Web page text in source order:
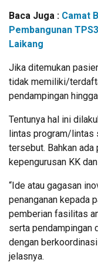
Baca Juga : Camat
Pembangunan
Laikang
Jika ditemukan
tidak memiliki/
pendampingan
Tentunya hal ini
lintas program/lintas
tersebut. Bahkan
kepengurusan KK
“Ide atau gagasan
penanganan kepada
pemberian fasilitas
serta pendampingan
dengan
jelasnya.